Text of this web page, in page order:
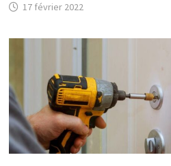
17 février 2022